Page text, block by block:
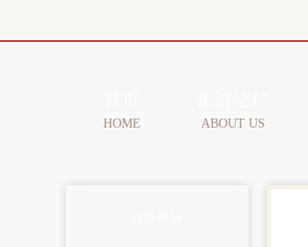
HOME ABOUT US